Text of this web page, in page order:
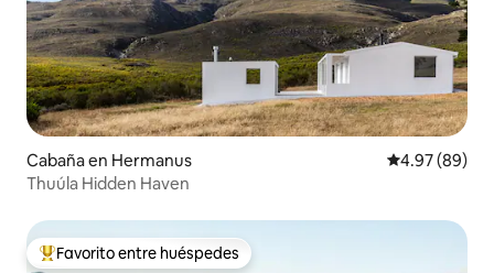
Cabaña en Hermanus Calificación
4.97 (89)
Thuúla Hidden Haven
Favorito entre huéspedes preferido
Favorito entre huéspedes